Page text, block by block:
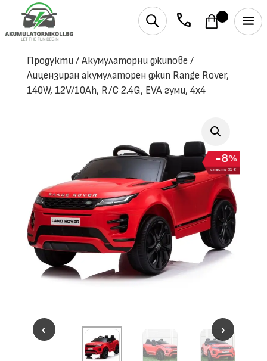
phone
U
Продукти/ Акумулаторни джипове/
Лицензиран акумулаторен джип Range Rover,
140W, 12V/10Ah, R/C 2.4G, EVA гуми, 4х4
%
8
спести 31 €
‹ ›
‹ ›